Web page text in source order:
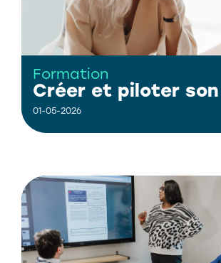
Formation
Créer et piloter son
01-05-2026